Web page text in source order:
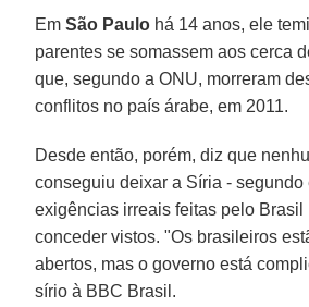
EmSão Paulo há 14 anos, ele
parentes se somassem aos cerca
que, segundo a ONU, morreram
conflitos no país árabe, em 2011.
Desde então, porém, diz que
conseguiu deixar a Síria - segundo
exigências irreais feitas pelo Brasil
conceder vistos. "Os brasileiros
abertos, mas o governo está
sírio à BBC Brasil.